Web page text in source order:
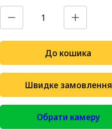
До кошика
Швидке замовлення
Обрати камеру